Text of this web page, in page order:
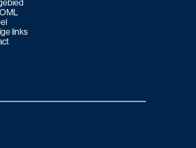
links